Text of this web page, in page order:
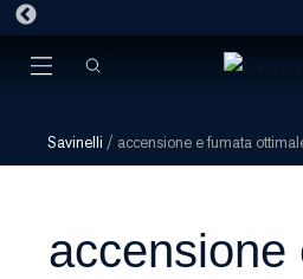
Savinelli / accensione e fumata
accensione